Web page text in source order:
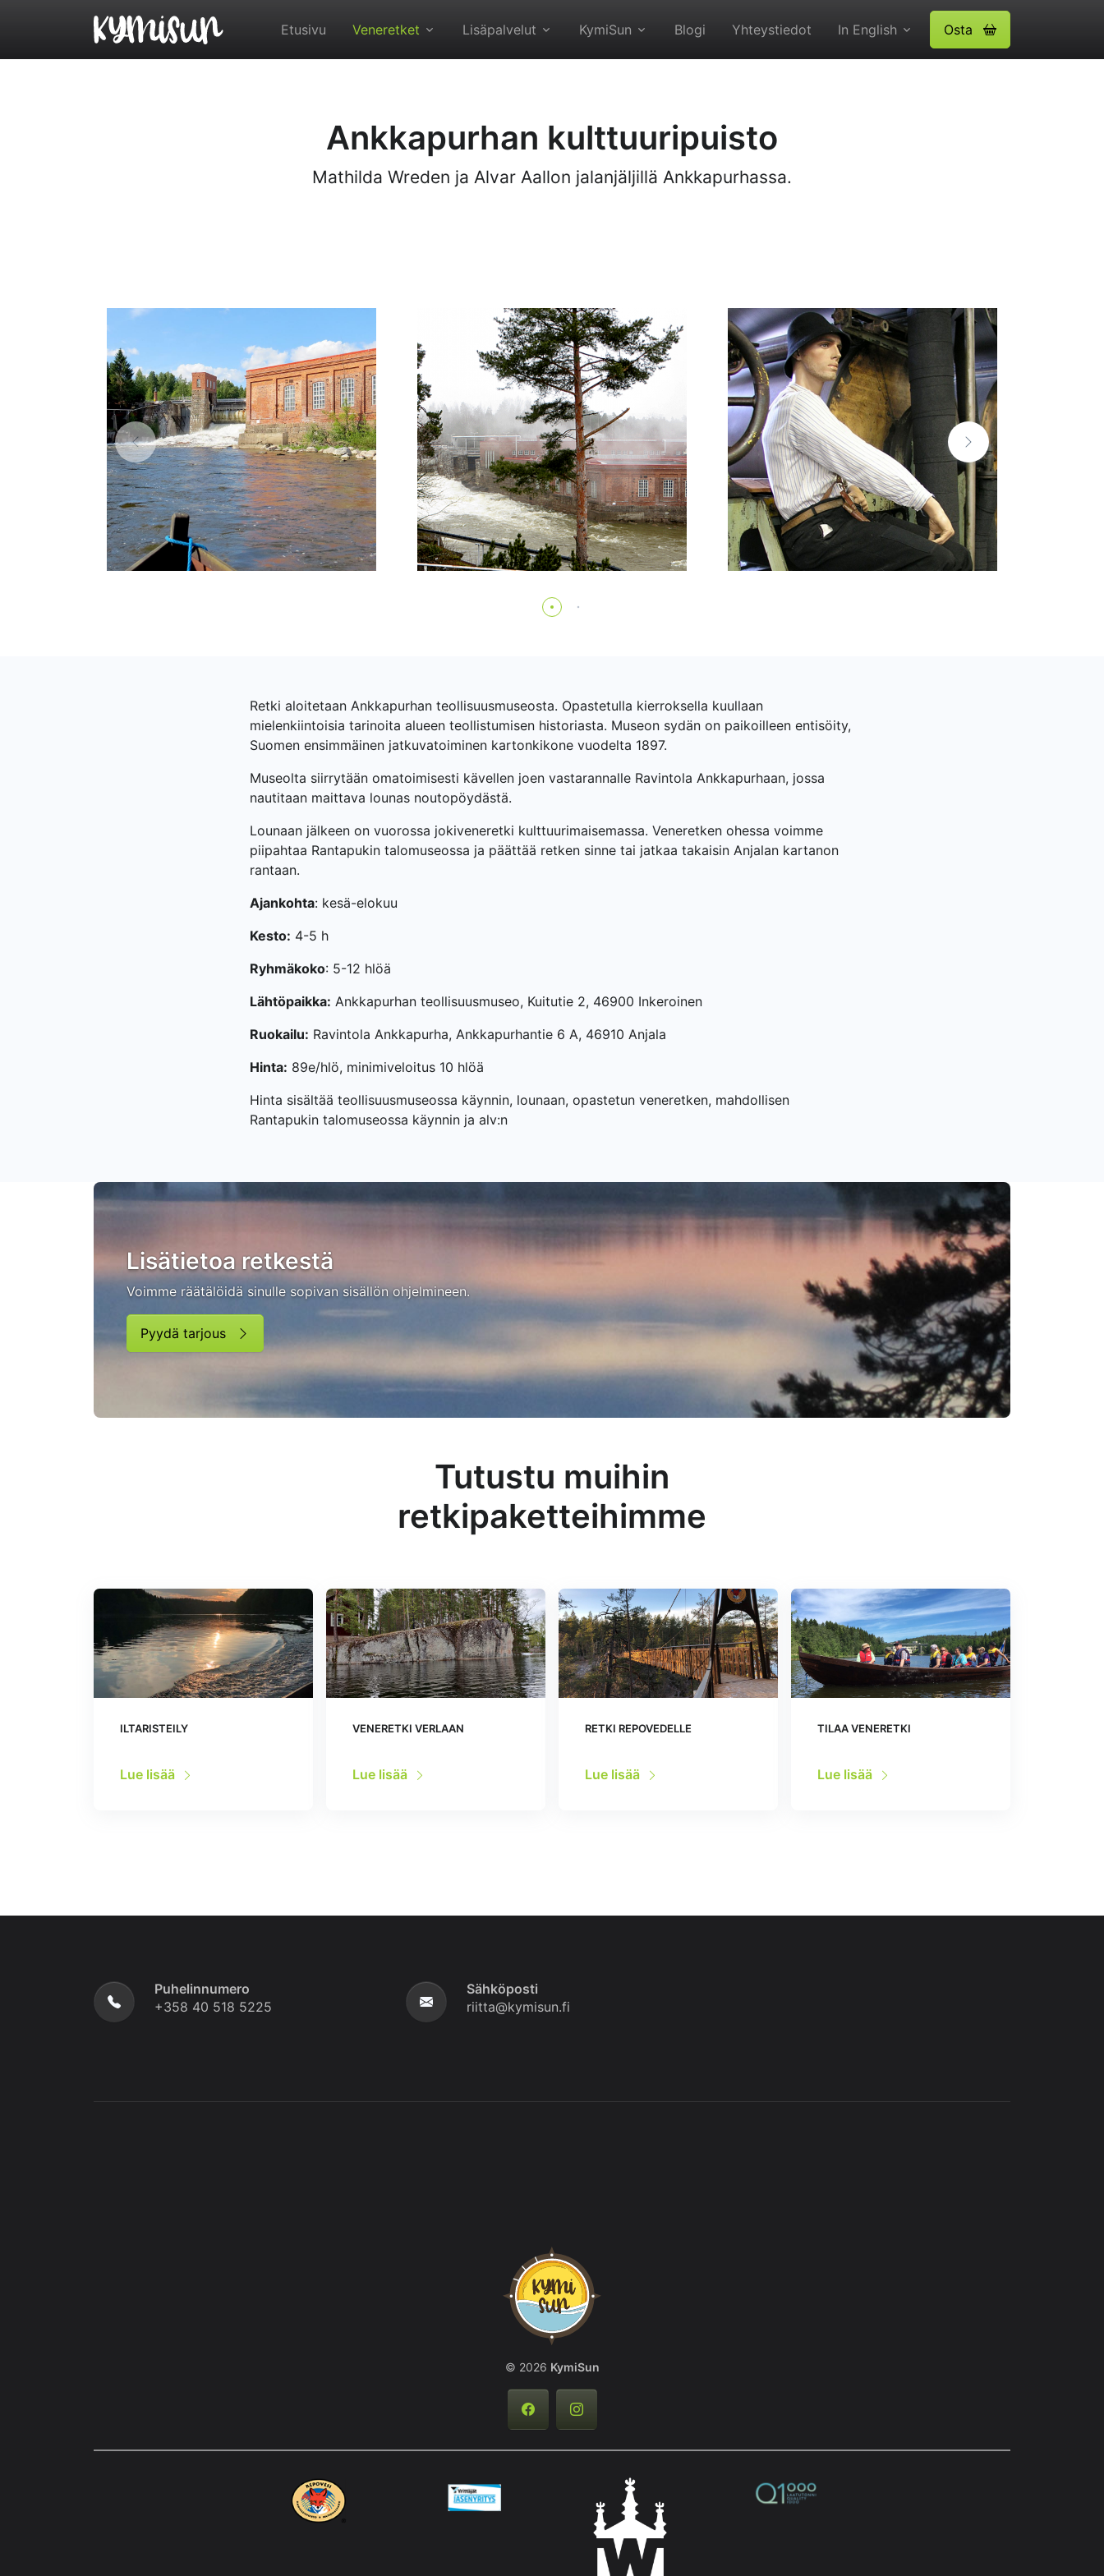
Etusivu Veneretket Lisäpalvelut KymiSun Blogi Yhteystiedot In English Osta
Ankkapurhan kulttuuripuisto
Mathilda Wreden ja Alvar Aallon jalanjäljillä Ankkapurhassa.
Retki aloitetaan Ankkapurhan teollisuusmuseosta. Opastetulla kierroksella kuullaan
mielenkiintoisia tarinoita alueen teollistumisen historiasta. Museon sydän on paikoilleen entisöity,
Suomen ensimmäinen jatkuvatoiminen kartonkikone vuodelta 1897.
Museolta siirrytään omatoimisesti kävellen joen vastarannalle Ravintola Ankkapurhaan, jossa
nautitaan maittava lounas noutopöydästä.
Lounaan jälkeen on vuorossa jokiveneretki kulttuurimaisemassa. Veneretken ohessa voimme
piipahtaa Rantapukin talomuseossa ja päättää retken sinne tai jatkaa takaisin Anjalan kartanon
rantaan.
Ajankohta: kesä-elokuu
Kesto: 4-5 h
Ryhmäkoko: 5-12 hlöä
Lähtöpaikka: Ankkapurhan teollisuusmuseo, Kuitutie 2, 46900 Inkeroinen
Ruokailu: Ravintola Ankkapurha, Ankkapurhantie 6 A, 46910 Anjala
Hinta: 89e/hlö, minimiveloitus 10 hlöä
Hinta sisältää teollisuusmuseossa käynnin, lounaan, opastetun veneretken, mahdollisen
Rantapukin talomuseossa käynnin ja alv:n
Lisätietoa retkestä
Voimme räätälöidä sinulle sopivan sisällön ohjelmineen.
Pyydä tarjous
Tutustu muihin
retkipaketteihimme
ILTARISTEILY
Lue lisää
VENERETKI VERLAAN
Lue lisää
RETKI REPOVEDELLE
Lue lisää
TILAA VENERETKI
Lue lisää
Puhelinnumero
+358 40 518 5225
Sähköposti
riitta@kymisun.fi
© 2026 KymiSun